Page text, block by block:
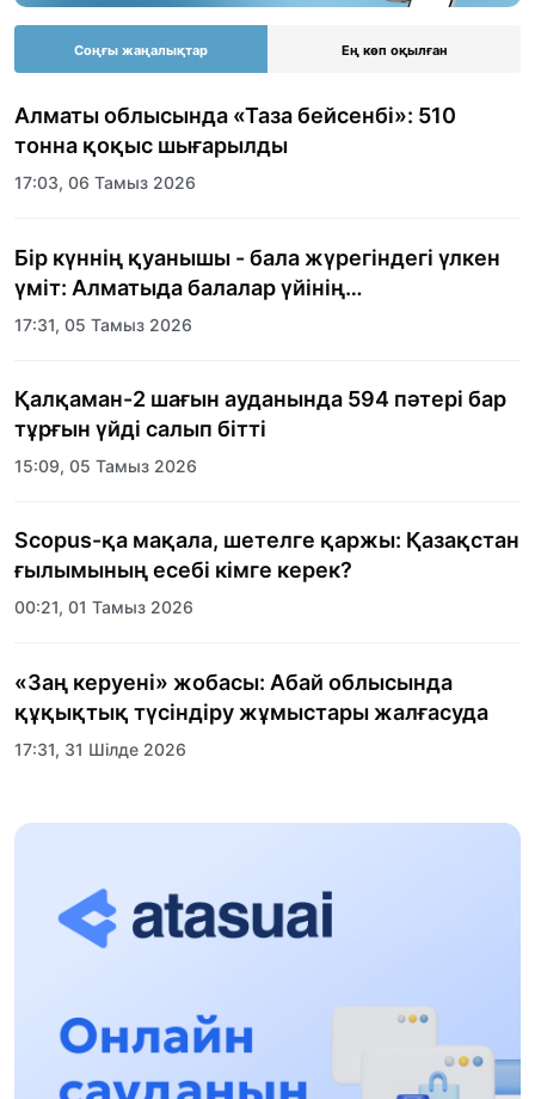
Соңғы жаңалықтар Ең көп оқылған
Алматы облысында «Таза бейсенбі»: 510
тонна қоқыс шығарылды
17:03, 06 Тамыз 2026
Бір күннің қуанышы - бала жүрегіндегі үлкен
үміт: Алматыда балалар үйінің
тәрбиеленушілеріне мерекелік күн
17:31, 05 Тамыз 2026
Қалқаман-2 шағын ауданында 594 пәтері бар
тұрғын үйді салып бітті
15:09, 05 Тамыз 2026
Scopus-қа мақала, шетелге қаржы: Қазақстан
ғылымының есебі кімге керек?
00:21, 01 Тамыз 2026
«Заң керуені» жобасы: Абай облысында
құқықтық түсіндіру жұмыстары жалғасуда
17:31, 31 Шілде 2026
Халықаралық «Формула-1 H2O» жарысын
13:13, 30 Шілде 2026
12:01, 28 Шілде 2026